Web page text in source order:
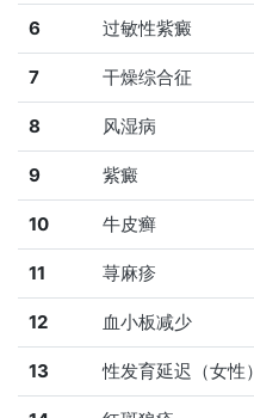
6 过敏性紫癜
7 干燥综合征
8 风湿病
9 紫癜
10 牛皮癣
11 荨麻疹
12 血小板减少
13 性发育延迟（女性）